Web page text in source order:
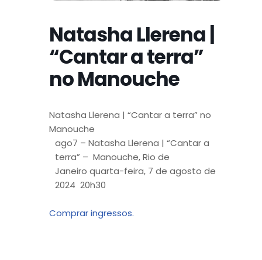
Natasha Llerena |
“Cantar a terra”
no Manouche
Natasha Llerena | “Cantar a terra” no
Manouche
ago7 – Natasha Llerena | “Cantar a
terra” – Manouche, Rio de
Janeiro quarta-feira, 7 de agosto de
2024 20h30
Comprar ingressos.